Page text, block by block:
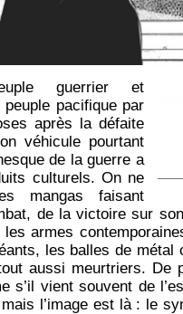
guerrier et
pacifique par
après la défaite
véhicule pourtant
de la guerre a
culturels. On ne
mangas faisant
de la victoire sur
armes
les balles de
aussi meurtriers. De
s’il vient souvent de
l’image est là : le